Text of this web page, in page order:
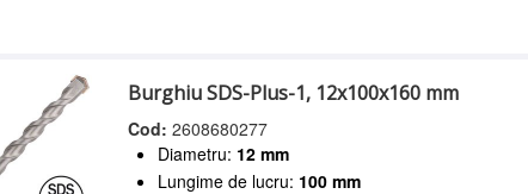
Burghiu SDS-Plus-1, 12x100x160 mm
Cod:2608680277
Diametru: 12 mm
Lungime de lucru: 100 mm